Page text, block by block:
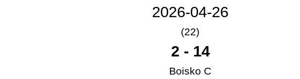
2026-04-26
(22)
2 - 14
Boisko C